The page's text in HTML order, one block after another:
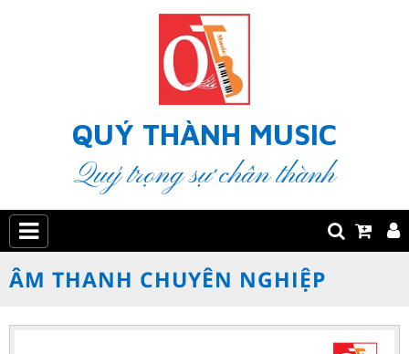
QUÝ THÀNH MUSIC
Quý trọng sự chân thành
ÂM THANH CHUYÊN NGHIỆP